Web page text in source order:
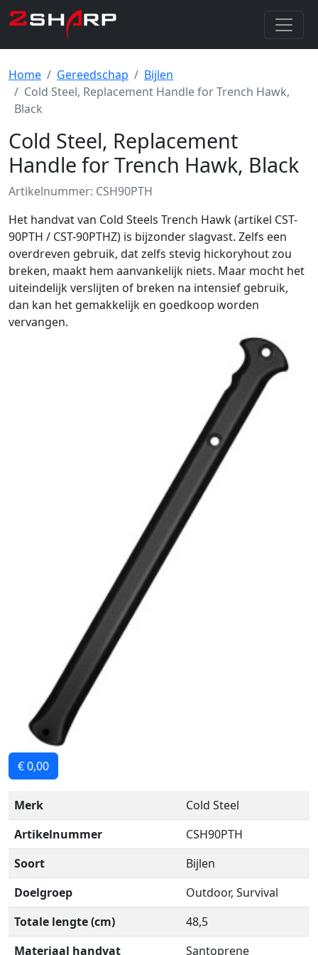
Home Gereedschap
Bijlen
Cold Steel, Replacement Handle for Trench Hawk,
Black
Cold Steel, Replacement
Handle for Trench Hawk, Black
Artikelnummer: CSH90PTH
Het handvat van Cold Steels Trench Hawk (artikel CST-
90PTH / CST-90PTHZ) is bijzonder slagvast. Zelfs een
overdreven gebruik, dat zelfs stevig hickoryhout zou
breken, maakt hem aanvankelijk niets. Maar mocht het
uiteindelijk verslijten of breken na intensief gebruik,
dan kan het gemakkelijk en goedkoop worden
vervangen.
€ 0,00
Merk
Cold Steel
Artikelnummer
CSH90PTH
Soort
Bijlen
Doelgroep
Outdoor, Survival
Totale lengte (cm)
48,5
Materiaal handvat
Santoprene